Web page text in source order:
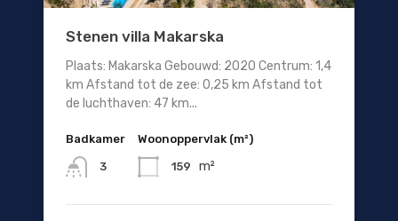
Stenen villa Makarska
Plaats: Makarska Gebouwd: 2020 Centrum: 1,4
km Afstand tot de zee: 0,25 km Afstand tot
de luchthaven: 47 km...
Badkamer
3
Woonoppervlak (m²)
159 m²